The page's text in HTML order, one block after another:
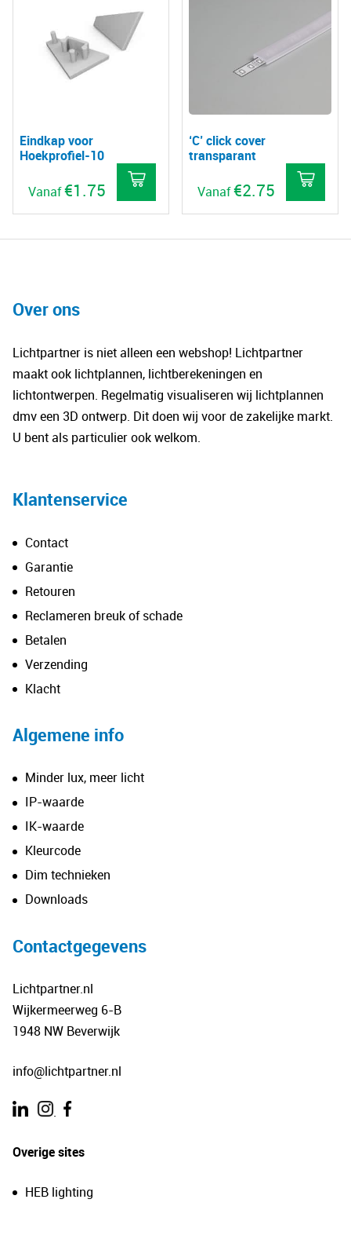
worden
Eindkap voor
Hoekprofiel-10
Vanaf€1.75
Dit
product
kan
gekozen
worden
op
‘C’ click cover
transparant
Vanaf€2.75
Dit
Over ons
Lichtpartner is niet alleen een webshop! Lichtpartner
maakt ook lichtplannen, lichtberekeningen en
lichtontwerpen. Regelmatig visualiseren wij lichtplannen
dmv een 3D ontwerp. Dit doen wij voor de zakelijke markt.
U bent als particulier ook welkom.
Klantenservice
Contact
Garantie
Retouren
Reclameren breuk of schade
Betalen
Verzending
Klacht
Algemene info
Minder lux, meer licht
IP-waarde
IK-waarde
Kleurcode
Dim technieken
Downloads
Contactgegevens
Lichtpartner.nl
Wijkermeerweg 6-B
1948 NW Beverwijk
info@lichtpartner.nl
.
Overige sites
HEB lighting